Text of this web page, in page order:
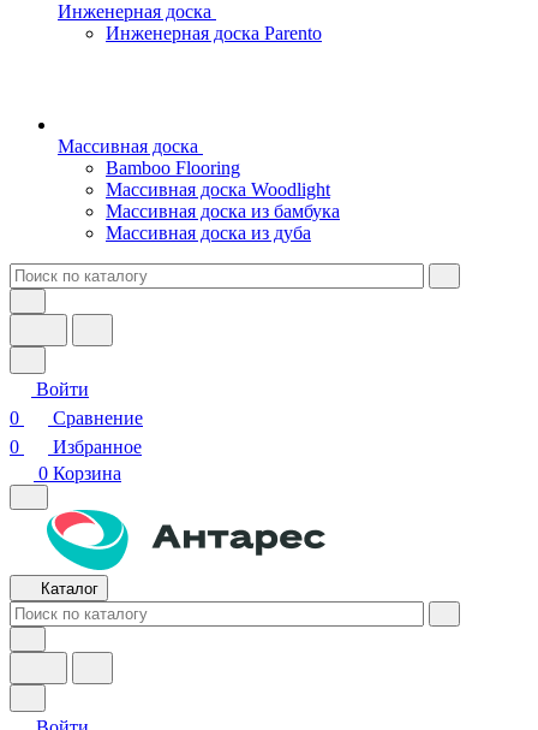
Инженерная доска
Инженерная доска Parento
Массивная доска
Bamboo Flooring
Массивная доска Woodlight
Массивная доска из бамбука
Массивная доска из дуба
Войти
0
Сравнение
0
Избранное
0 Корзина
Каталог